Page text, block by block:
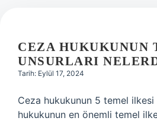
CEZA HUKUKUNUN
UNSURLARI
Tarih: Eylül 17, 2024
Ceza hukukunun 5 temel ilkesi
hukukunun en önemli temel